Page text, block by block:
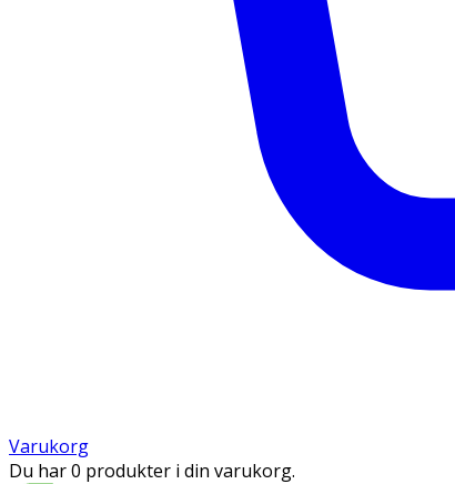
Varukorg
Du har 0 produkter i din varukorg.